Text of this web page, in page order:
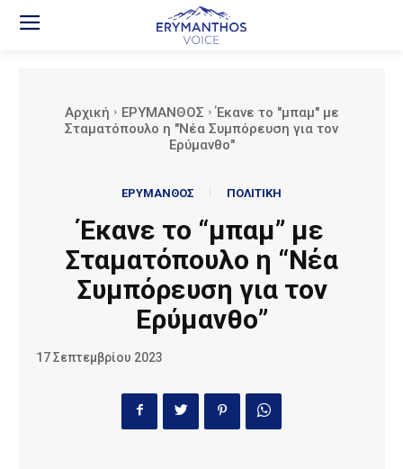
Αρχική ΕΡΥΜΑΝΘΟΣ
Έκανε το "μπαμ" με
Σταματόπουλο η "Νέα Συμπόρευση για τον
Ερύμανθο"
ΕΡΥΜΑΝΘΟΣ ΠΟΛΙΤΙΚΗ
Έκανε το “μπαμ” με
Σταματόπουλο η “Νέα
Συμπόρευση για τον
Ερύμανθο”
17 Σεπτεμβρίου 2023